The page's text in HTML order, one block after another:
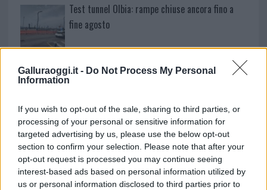
Galluraoggi.it - Do Not Process My Personal
Information
If you wish to opt-out of the sale, sharing to third parties, or
processing of your personal or sensitive information for
targeted advertising by us, please use the below opt-out
section to confirm your selection. Please note that after your
opt-out request is processed you may continue seeing
interest-based ads based on personal information utilized by
us or personal information disclosed to third parties prior to
Test tunnel Olbia: rampe chiuse ancora fino a
fine agosto
Aggius conquista la classifica delle mete più
amate dell’estate 2026
Nuovi posti auto in via La Marmora, parcheggio
provvisorio a La Maddalena
Allarme truffe a Berchidda, falsi incaricati
bussano alle porte